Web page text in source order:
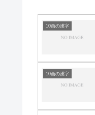
10画の漢字
10画の漢字